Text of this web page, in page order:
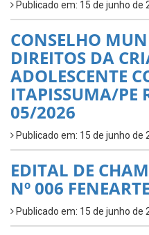
Publicado em: 15 de junho de
CONSELHO
DIREITOS DA
ADOLESCENTE
ITAPISSUMA/PE
05/2026
Publicado em: 15 de junho de
EDITAL DE
Nº 006
Publicado em: 15 de junho de